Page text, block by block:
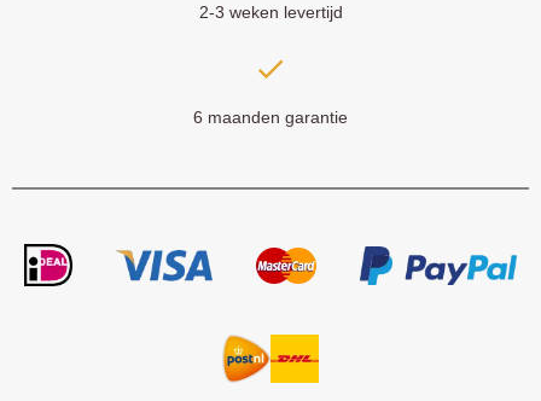
2-3 weken levertijd
6 maanden garantie